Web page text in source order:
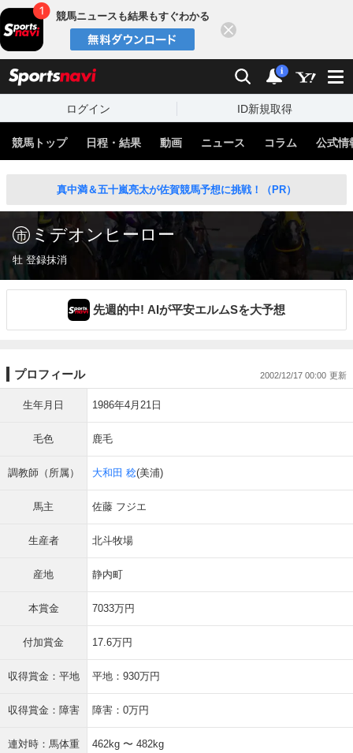
競馬ニュースも結果もすぐわかる
検索 通知
i
ログイン ID新規取得
競馬トップ 日程・結果 動画 ニュース コラム 公式情
真中満＆五十嵐亮太が佐賀競馬予想に挑戦！（PR）
ミデオンヒーロー
牡 登録抹消
先週的中! AIが平安エルムSを大予想
プロフィール 2002/12/17 00:00
生年月日 1986年4月21日
毛色 鹿毛
調教師（所属） 大和田 稔(美浦)
馬主 佐藤 フジエ
生産者 北斗牧場
産地 静内町
本賞金 7033万円
付加賞金 17.6万円
収得賞金：平地 平地：930万円
収得賞金：障害 障害：0万円
連対時：馬体重 462kg 〜 482kg